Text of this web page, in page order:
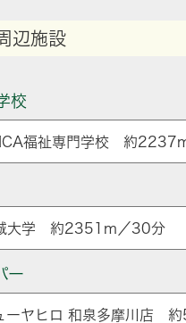
辺施設
校
福祉専門学校 約
大学 約2351m／30分
ー
ーヤヒロ 和泉多摩川店